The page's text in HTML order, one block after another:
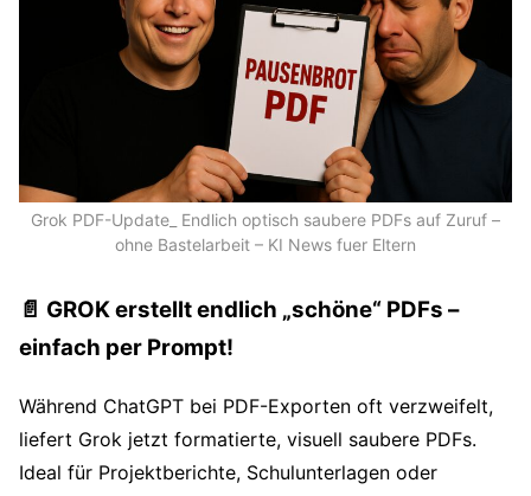
Grok PDF-Update_ Endlich optisch saubere PDFs auf Zuruf –
ohne Bastelarbeit – KI News fuer Eltern
📄 GROK erstellt endlich „schöne“ PDFs –
einfach per Prompt!
Während ChatGPT bei PDF-Exporten oft verzweifelt,
liefert Grok jetzt formatierte, visuell saubere PDFs.
Ideal für Projektberichte, Schulunterlagen oder